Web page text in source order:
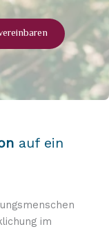
auf ein
im